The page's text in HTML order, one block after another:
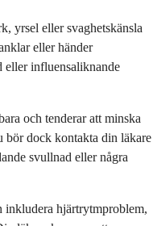
yrsel eller svaghetskänsla
eller händer
eller influensaliknande
och tenderar att minska
bör dock kontakta din läkare
svullnad eller några
inkludera hjärtrytmproblem,